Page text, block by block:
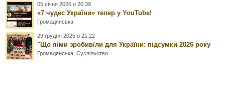
05 січня 2026 о 20:39
«7 чудес України» тепер у YouTube!
Громадянська
29 грудня 2025 о 21:22
"Що я/ми зробив/ли для України: підсумки 2026 року
Громадянська ,Суспільство